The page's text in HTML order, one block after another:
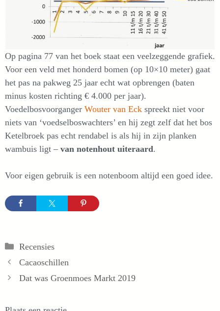
Op pagina 77 van het boek staat een veelzeggende grafiek.
Voor een veld met honderd bomen (op 10×10 meter) gaat
het pas na pakweg 25 jaar echt wat opbrengen (baten
minus kosten richting € 4.000 per jaar).
Voedelbosvoorganger Wouter van Eck spreekt niet voor
niets van ‘voedselboswachters’ en hij zegt zelf dat het bos
Ketelbroek pas echt rendabel is als hij in zijn planken
wambuis ligt – van notenhout uiteraard.
Voor eigen gebruik is een notenboom altijd een goed idee.
Categorieën
Recensies
Cacaoschillen
Dat was Groenmoes Markt 2019